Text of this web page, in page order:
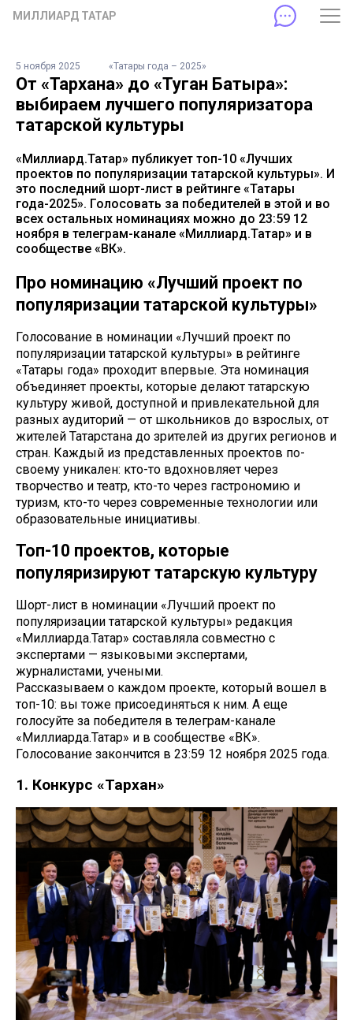
МИЛЛИАРД ТАТАР
5 ноября 2025 «Татары года – 2025»
От «Тархана» до «Туган Батыра»:
выбираем лучшего популяризатора
татарской культуры
«Миллиард.Татар» публикует топ-10 «Лучших
проектов по популяризации татарской культуры». И
это последний шорт-лист в рейтинге «Татары
года-2025». Голосовать за победителей в этой и во
всех остальных номинациях можно до 23:59 12
ноября в телеграм-канале «Миллиард.Татар» и в
сообществе «ВК».
Про номинацию «Лучший проект по
популяризации татарской культуры»
Голосование в номинации «Лучший проект по
популяризации татарской культуры» в рейтинге
«Татары года» проходит впервые. Эта номинация
объединяет проекты, которые делают татарскую
культуру живой, доступной и привлекательной для
разных аудиторий — от школьников до взрослых, от
жителей Татарстана до зрителей из других регионов и
стран. Каждый из представленных проектов по-
своему уникален: кто-то вдохновляет через
творчество и театр, кто-то через гастрономию и
туризм, кто-то через современные технологии или
образовательные инициативы.
Топ-10 проектов, которые
популяризируют татарскую культуру
Шорт-лист в номинации «Лучший проект по
популяризации татарской культуры» редакция
«Миллиарда.Татар» составляла совместно с
экспертами — языковыми экспертами,
журналистами, учеными.
Рассказываем о каждом проекте, который вошел в
топ-10: вы тоже присоединяться к ним. А еще
голосуйте за победителя в телеграм-канале
«Миллиарда.Татар» и в сообществе «ВК».
Голосование закончится в 23:59 12 ноября 2025 года.
1. Конкурс «Тархан»